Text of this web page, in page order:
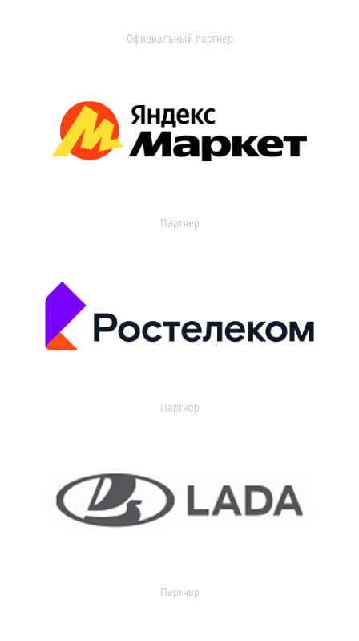
Официальный партнер
Партнер
Партнер
Партнер